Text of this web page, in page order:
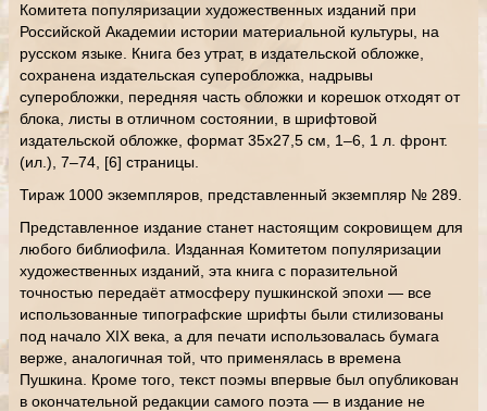
Комитета популяризации художественных изданий при
Российской Академии истории материальной культуры, на
русском языке. Книга без утрат, в издательской обложке,
сохранена издательская суперобложка, надрывы
суперобложки, передняя часть обложки и корешок отходят от
блока, листы в отличном состоянии, в шрифтовой
издательской обложке, формат 35х27,5 см, 1–6, 1 л. фронт.
(ил.), 7–74, [6] страницы.
Тираж 1000 экземпляров, представленный экземпляр № 289.
Представленное издание станет настоящим сокровищем для
любого библиофила. Изданная Комитетом популяризации
художественных изданий, эта книга с поразительной
точностью передаёт атмосферу пушкинской эпохи — все
использованные типографские шрифты были стилизованы
под начало XIX века, а для печати использовалась бумага
верже, аналогичная той, что применялась в времена
Пушкина. Кроме того, текст поэмы впервые был опубликован
в окончательной редакции самого поэта — в издание не